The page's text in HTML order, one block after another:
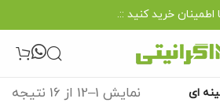
اطمینان خرید کنید ::.
ای نمایش 1–12 از 16 نتیجه